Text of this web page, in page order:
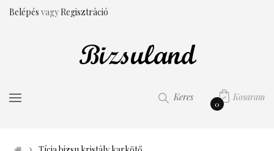
Belépés vagyRegisztráció
Kosaram
0
Keres